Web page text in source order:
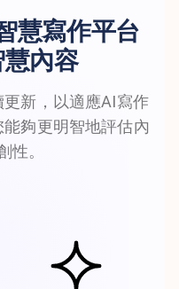
慧寫作平台
內容
新，以適應AI寫作
夠更明智地評估內
性。